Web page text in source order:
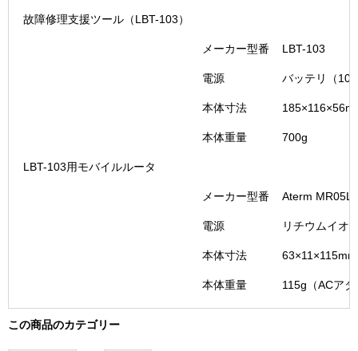
故障修理支援ツール（LBT-103）
メーカー型番 LBT-103
電源 バッテリ（10
本体寸法
本体重量 700g
LBT-103用モバイルルータ
メーカー型番 Aterm
電源 リチウムイオ
本体寸法
本体重量 115g（ACア
この商品のカテゴリー